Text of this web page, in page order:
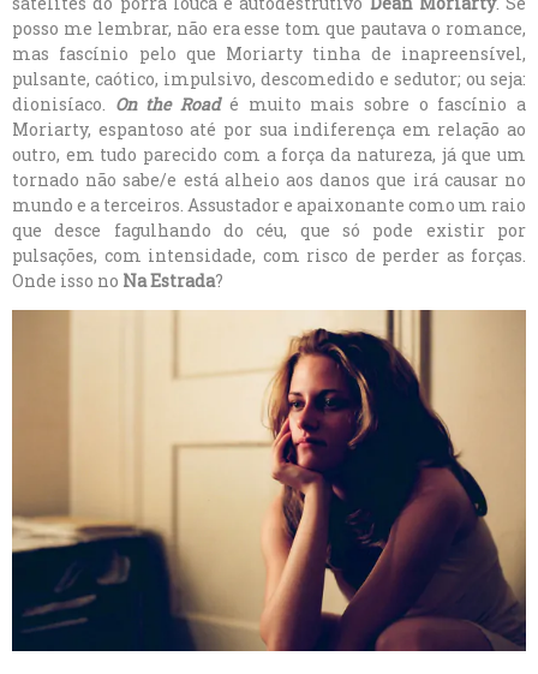
posso me lembrar, não era esse tom que pautava o romance,
mas fascínio pelo que Moriarty tinha de inapreensível,
pulsante, caótico, impulsivo, descomedido e sedutor; ou seja:
dionisíaco. On the Roadé muito mais sobre o fascínio a
Moriarty, espantoso até por sua indiferença em relação ao
outro, em tudo parecido com a força da natureza, já que um
tornado não sabe/e está alheio aos danos que irá causar no
mundo e a terceiros. Assustador e apaixonante como um raio
que desce fagulhando do céu, que só pode existir por
pulsações, com intensidade, com risco de perder as forças.
Onde isso no Na Estrada?